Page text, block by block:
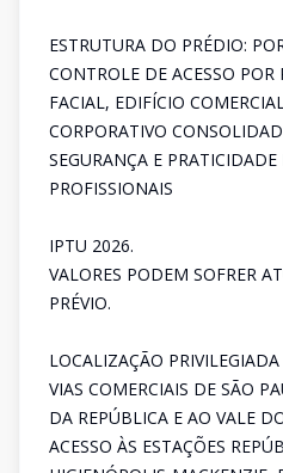
ESTRUTURA DO PRÉDIO:
CONTROLE DE ACESSO
FACIAL, EDIFÍCIO
CORPORATIVO
SEGURANÇA E PRATICIDADE
PROFISSIONAIS
IPTU 2026.
VALORES PODEM SOFRER
PRÉVIO.
LOCALIZAÇÃO
VIAS COMERCIAIS DE SÃO
DA REPÚBLICA E AO VALE
ACESSO ÀS ESTAÇÕES